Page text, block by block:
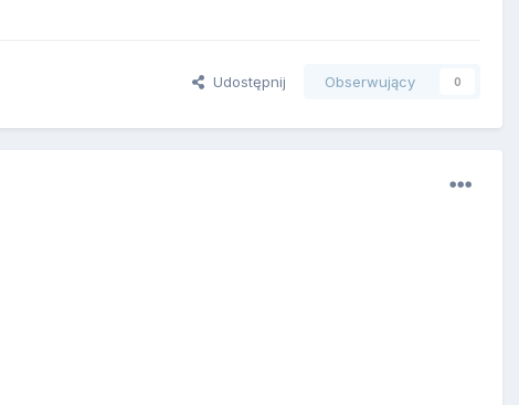
Udostępnij Obserwujący 0